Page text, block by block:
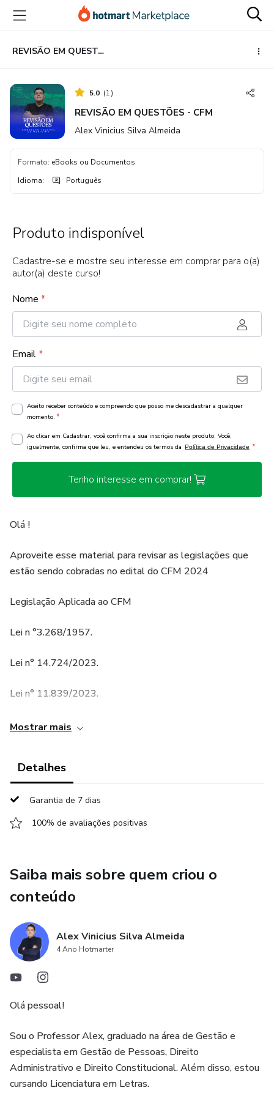
para
conteúdo
principal
para
pagamento
para
rodapé
REVISÃO EM QUESTÕES - CFM
5.0 (1)
REVISÃO EM QUESTÕES - CFM
Alex Vinicius Silva Almeida
Formato: eBooks ou Documentos
Idioma: Português
Produto indisponível
Cadastre-se e mostre seu interesse em comprar para o(a)
autor(a) deste curso!
Nome *
Email*
Aceito receber conteúdo e compreendo que posso me descadastrar a qualquer
momento. *
Ao clicar em Cadastrar, você confirma a sua inscrição neste produto. Você,
igualmente, confirma que leu, e entendeu os termos da Política de Privacidade *
Tenho interesse em comprar!
Olá !
Aproveite esse material para revisar as legislações que
estão sendo cobradas no edital do CFM 2024
Legislação Aplicada ao CFM
Lei n °3.268/1957.
Lei n° 14.724/2023.
Lei n° 11.839/2023.
Decreto n° 44.045/1958.
Resolução CFM n° 2.306/2022 (Código de Processo
Ético-Profissional).
Resolução CFM n° 1.931/2009 (Código de Ética Médica).
Conselho Federal de Medicina).
Constituição Federal: Título I e Titulo II.
Lei n° 13.709/2018 (Lei Geral de Proteção de Dados
Pessoais).
Lei n° 12.527/2011 (Lei de Acesso à Informação).
Lei n° 12.842/2013.
Mostrar mais
Detalhes
Garantia de 7 dias
100% de avaliações positivas
Saiba mais sobre quem criou o
conteúdo
Alex Vinicius Silva Almeida
4 Ano Hotmarter
Olá pessoal!
Sou o Professor Alex, graduado na área de Gestão e
especialista em Gestão de Pessoas, Direito
Administrativo e Direito Constitucional. Além disso, estou
cursando Licenciatura em Letras.